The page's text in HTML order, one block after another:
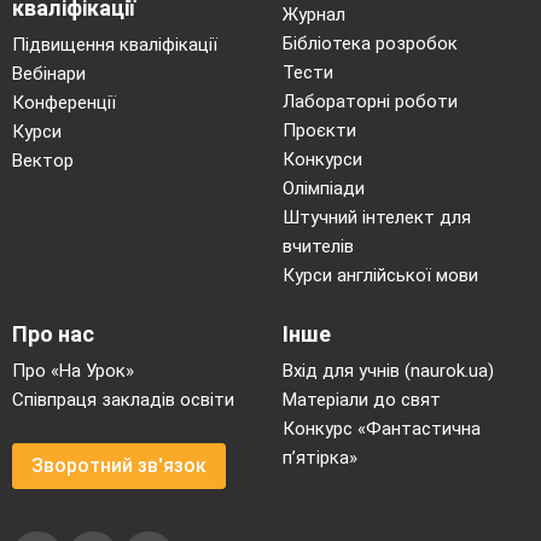
Булгакова «Майстер і Маргарита»
визначити доволі складно. Це сатиричний
та соціально-філософський роман-міф.
З одного боку в романі використані
біблійські сюжети і мотиви: мотиви кінця
світу, страшного суду, розплати за діла
свої, які невіруючими людьми
прирівнюються до міфу. З іншого боку
роман зображується в сатиричному ключі ,
сучасного Булгакову суспільства. Також
письменник піднімає філософсько-етичну
проблему добра і зла, як дві складові
Тематика роману «Майстер і маргарита»
В романі розкриваються наступні теми:
кваліфікації
Підвищення кваліфікації
Вебінари
Конференції
Курси
Вектор
Журнал
Бібліотека розробок
Тести
Лабораторні роботи
Проєкти
Конкурси
Олімпіади
Штучний інтелект для
вчителів
Курси англійської мови
Про нас
Про «На Урок»
Співпраця закладів освіти
Зворотний зв'язок
Інше
Вхід для учнів (naurok.ua)
Матеріали до свят
Конкурс «Фантастична
п’ятірка»